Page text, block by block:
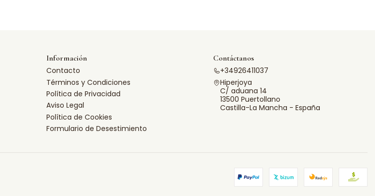
Información
Contacto
Términos y Condiciones
Política de Privacidad
Aviso Legal
Política de Cookies
Formulario de Desestimiento
Contáctanos
+34926411037
Hiperjoya
C/ aduana 14
13500 Puertollano
Castilla-La Mancha - España